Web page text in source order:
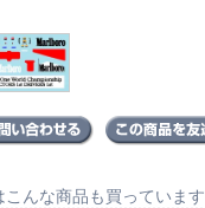
こんな商品も買っています